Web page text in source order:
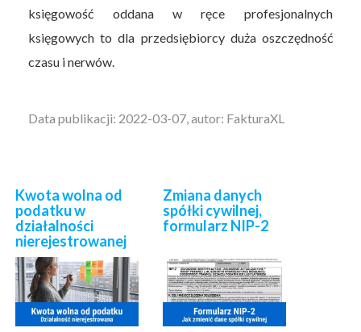
księgowość oddana w ręce profesjonalnych
księgowych to dla przedsiębiorcy duża oszczędność
czasu i nerwów.
Data publikacji: 2022-03-07, autor: FakturaXL
Kwota wolna od
podatku w
działalności
nierejestrowanej
Zmiana danych
spółki cywilnej,
formularz NIP-2